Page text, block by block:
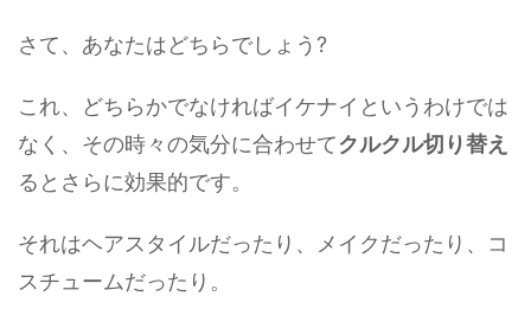
さて、あなたはどちらでしょう?
これ、どちらかでなければイケナイというわけでは
なく、その時々の気分に合わせてクルクル切り替え
るとさらに効果的です。
それはヘアスタイルだったり、メイクだったり、コ
スチュームだったり。